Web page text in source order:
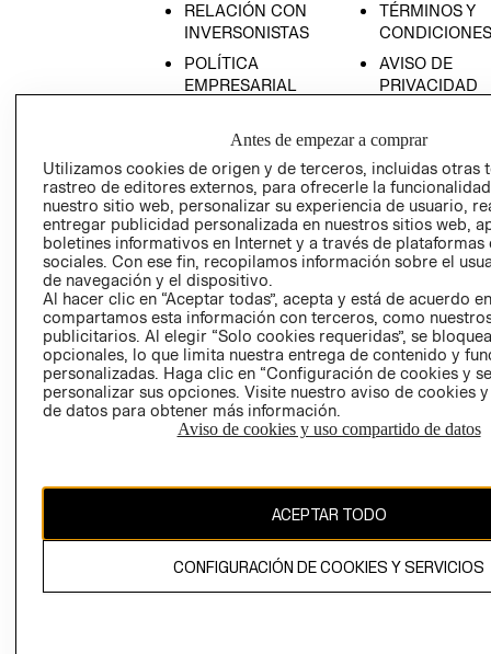
RELACIÓN CON
INVERSONISTAS
POLÍTICA
EMPRESARIAL
TÉRMINOS Y
CONDICIONES
AVISO DE
PRIVACIDAD
AVISO DE
COOKIES
LIBRO DE
Ecuador ($)
CAMBIAR REGIÓN
El contenido de esta página web está protegido por copyright y es
Antes de empezar a comprar
Utilizamos cookies de origen y de terceros, incluidas otras
rastreo de editores externos, para ofrecerle la
nuestro sitio web, personalizar su experiencia de usuario,
entregar publicidad personalizada en nuestros sitios web,
boletines informativos en Internet y a través de plataformas
sociales. Con ese fin, recopilamos información sobre el
de navegación y el dispositivo.
Al hacer clic en “Aceptar todas”, acepta y está de acuerdo
compartamos esta información con terceros, como
publicitarios. Al elegir “Solo cookies requeridas”, se
opcionales, lo que limita nuestra entrega de contenido y
personalizadas. Haga clic en “Configuración de cookies y
personalizar sus opciones. Visite nuestro aviso de cookies
de datos para obtener más información.
Aviso de cookies y uso compartido de datos
ACEPTAR TODO
CONFIGURACIÓN DE COOKIES Y SERVICIOS